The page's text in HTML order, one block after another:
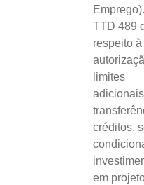
TTD 489
respeito à
limites
créditos,
em